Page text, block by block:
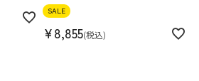
SALE
¥8,855 税込